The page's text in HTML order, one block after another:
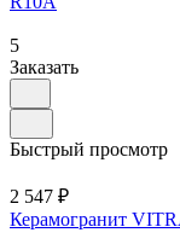
5
Заказать
Быстрый просмотр
2 547 ₽
Керамогранит